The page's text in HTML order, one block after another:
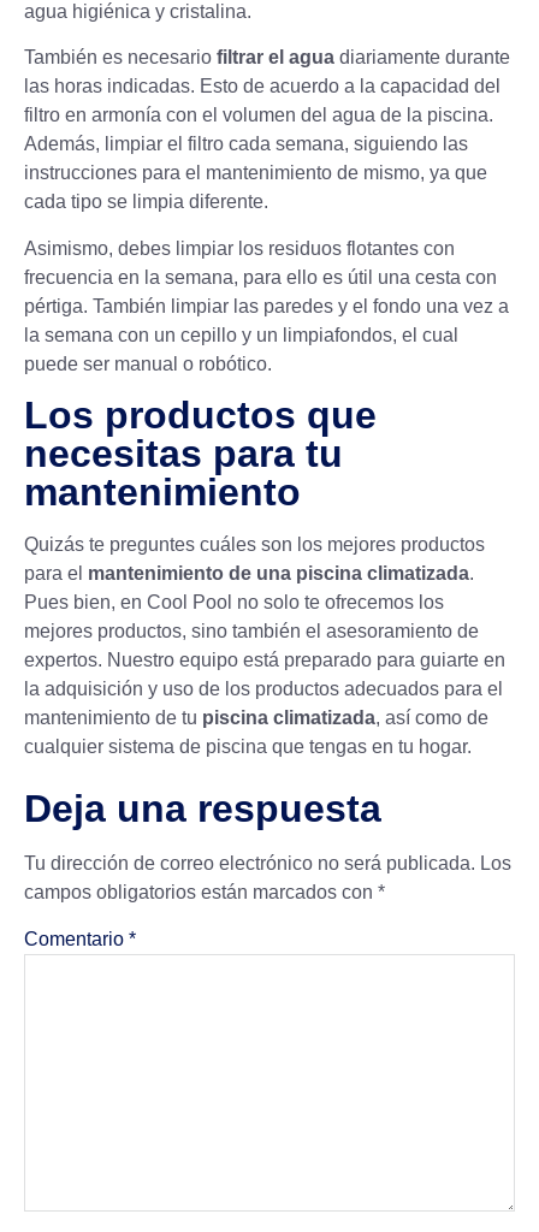
agua higiénica y cristalina.
También es necesario filtrar el agua diariamente durante
las horas indicadas. Esto de acuerdo a la capacidad del
filtro en armonía con el volumen del agua de la piscina.
Además, limpiar el filtro cada semana, siguiendo las
instrucciones para el mantenimiento de mismo, ya que
cada tipo se limpia diferente.
Asimismo, debes limpiar los residuos flotantes con
frecuencia en la semana, para ello es útil una cesta con
pértiga. También limpiar las paredes y el fondo una vez a
la semana con un cepillo y un limpiafondos, el cual
puede ser manual o robótico.
Los productos que
necesitas para tu
mantenimiento
Quizás te preguntes cuáles son los mejores productos
para el mantenimiento de una piscina climatizada.
Pues bien, en Cool Pool no solo te ofrecemos los
mejores productos, sino también el asesoramiento de
expertos. Nuestro equipo está preparado para guiarte en
la adquisición y uso de los productos adecuados para el
mantenimiento de tu piscina climatizada, así como de
cualquier sistema de piscina que tengas en tu hogar.
Deja una respuesta
Tu dirección de correo electrónico no será publicada. Los
campos obligatorios están marcados con *
Comentario *